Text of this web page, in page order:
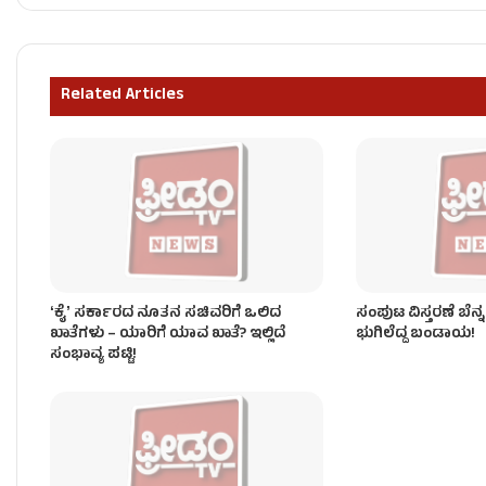
ಶಾಸಕರು ರಾಜೀನಾಮೆ ಕೊಟ್ಟರೆ ತಕ್ಷಣವೇ ಅಂಗೀಕಾರ
Related Articles
ʻಕೈʼ ಸರ್ಕಾರದ ನೂತನ ಸಚಿವರಿಗೆ ಒಲಿದ
ಖಾತೆಗಳು – ಯಾರಿಗೆ ಯಾವ ಖಾತೆ? ಇಲ್ಲಿದೆ
ಸಂಭಾವ್ಯ ಪಟ್ಟಿ!
ಸಂಪುಟ ವಿಸ್ತರಣೆ
ಭುಗಿಲೆದ್ದ ಬಂಡಾಯ!